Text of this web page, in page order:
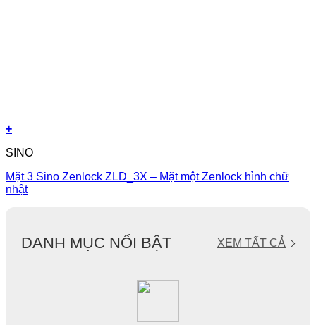
+
SINO
Mặt 3 Sino Zenlock ZLD_3X – Mặt một Zenlock hình chữ
nhật
DANH MỤC NỔI BẬT XEM TẤT CẢ